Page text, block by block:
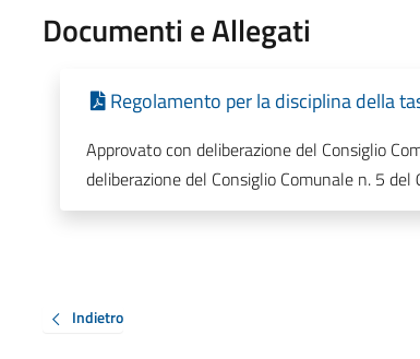
Documenti e Allegati
Regolamento per la disciplina della
Approvato con deliberazione del Consiglio
deliberazione del Consiglio Comunale n. 5
Indietro